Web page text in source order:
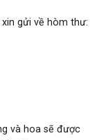
gửi về hòm thư:
và hoa sẽ được